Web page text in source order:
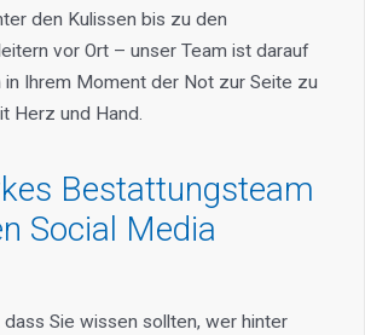
den Kulissen bis zu den
vor Ort – unser Team ist darauf
in Ihrem Moment der Not zur Seite zu
Herz und Hand.
Bestattungsteam
Social Media
dass Sie wissen sollten, wer hinter